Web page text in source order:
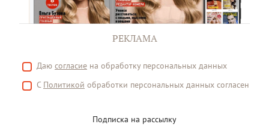
РЕКЛАМА
Даю согласие на обработку персональных данных
С Политикой обработки персональных данных согласен
Подписка на рассылку